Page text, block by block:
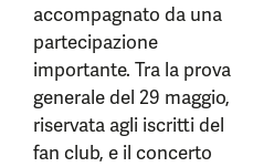
accompagnato da una
partecipazione
importante. Tra la prova
generale del 29 maggio,
riservata agli iscritti del
fan club, e il concerto